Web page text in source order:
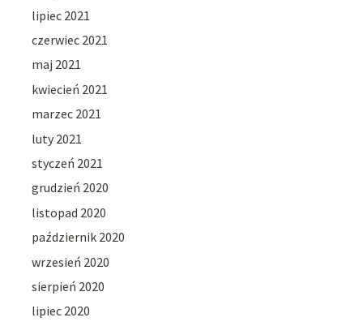
lipiec 2021
czerwiec 2021
maj 2021
kwiecień 2021
marzec 2021
luty 2021
styczeń 2021
grudzień 2020
listopad 2020
październik 2020
wrzesień 2020
sierpień 2020
lipiec 2020